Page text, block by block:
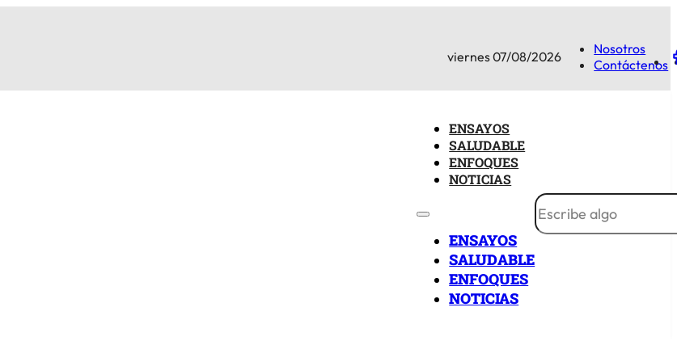
viernes 07/08/2026
Nosotros
Contáctenos
ENSAYOS
SALUDABLE
ENFOQUES
NOTICIAS
ENSAYOS
SALUDABLE
ENFOQUES
NOTICIAS